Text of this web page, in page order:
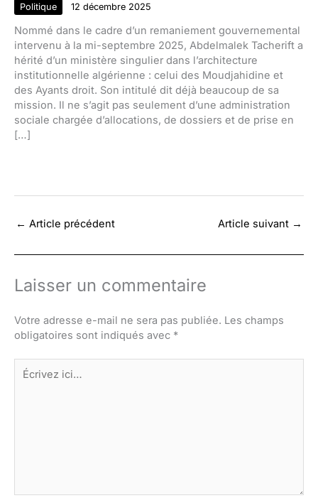
Politique 12 décembre 2025
Nommé dans le cadre d’un remaniement gouvernemental
intervenu à la mi-septembre 2025, Abdelmalek Tacherift a
hérité d’un ministère singulier dans l’architecture
institutionnelle algérienne : celui des Moudjahidine et
des Ayants droit. Son intitulé dit déjà beaucoup de sa
mission. Il ne s’agit pas seulement d’une administration
sociale chargée d’allocations, de dossiers et de prise en
[…]
← Article précédent Article suivant →
Laisser un commentaire
Votre adresse e-mail ne sera pas publiée. Les champs
obligatoires sont indiqués avec *
Écrivez
ici…